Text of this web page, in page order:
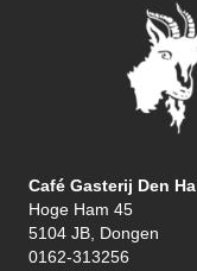
Café Gasterij Den
Hoge Ham 45
5104 JB, Dongen
0162-313256